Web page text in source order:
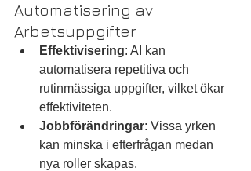
Automatisering av
Arbetsuppgifter
Effektivisering: AI kan
automatisera repetitiva och
rutinmässiga uppgifter, vilket ökar
effektiviteten.
Jobbförändringar: Vissa yrken
kan minska i efterfrågan medan
nya roller skapas.